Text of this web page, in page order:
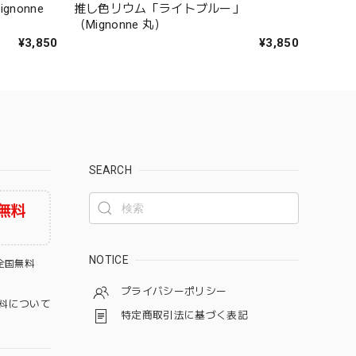
¥3,850
推し色リウム「ライトブルー」
（Mignonne 丸）
¥3,850
料
国無料
について
SEARCH
NOTICE
プライバシーポリシー
特定商取引法に基づく表記